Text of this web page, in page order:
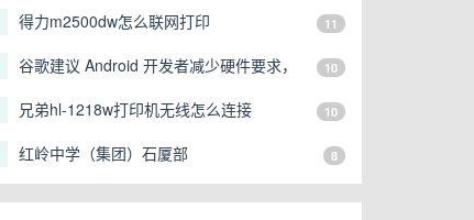
得力m2500dw怎么联网打印 11
谷歌建议 Android 开发者减少硬件要求，
10
兄弟hl-1218w打印机无线怎么连接 10
红岭中学（集团）石厦部 8